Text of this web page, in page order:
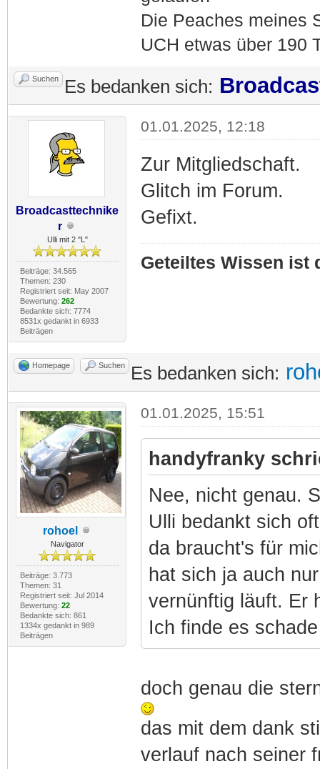
Die Peaches meines
UCH etwas über 190
Suchen Es bedanken sich:
Broadcasttechnike
r
Ulli mit 2 "L"
Beiträge: 34.565
Themen: 230
Registriert seit: May 2007
Bewertung: 262
Bedankte sich: 7774
8531x gedankt in 6933
Beiträgen
01.01.2025, 12:18
Zur Mitgliedschaft.
Glitch im Forum.
Gefixt.
Geteiltes Wissen ist
Homepage Suchen Es bedanken sich:
rohoel
Navigator
Beiträge: 3.773
Themen: 31
Registriert seit: Jul 2014
Bewertung: 22
Bedankte sich: 861
1334x gedankt in 989
Beiträgen
01.01.2025, 15:51
handyfranky
Nee, nicht genau.
Ulli bedankt sich
da braucht's für
hat sich ja auch
vernünftig läuft. Er
Ich finde es
doch genau die
das mit dem dank
verlauf nach seiner